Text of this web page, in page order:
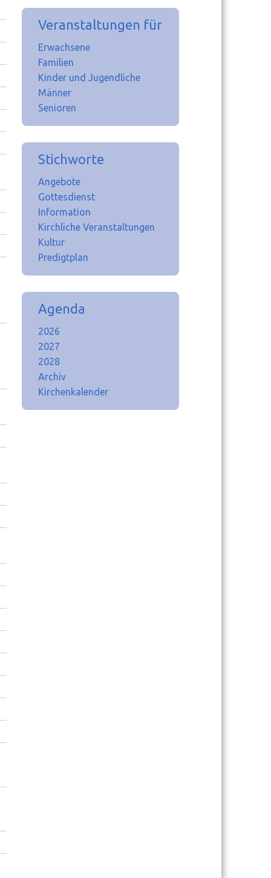
Veranstaltungen für
Erwachsene
Familien
Kinder und Jugendliche
Männer
Senioren
Stichworte
Angebote
Gottesdienst
Information
Kirchliche Veranstaltungen
Kultur
Predigtplan
Agenda
2026
2027
2028
Archiv
Kirchenkalender